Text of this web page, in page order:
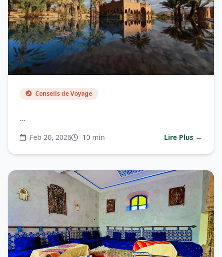
Conseils de Voyage
...
Feb 20, 2026 10 min Lire Plus →